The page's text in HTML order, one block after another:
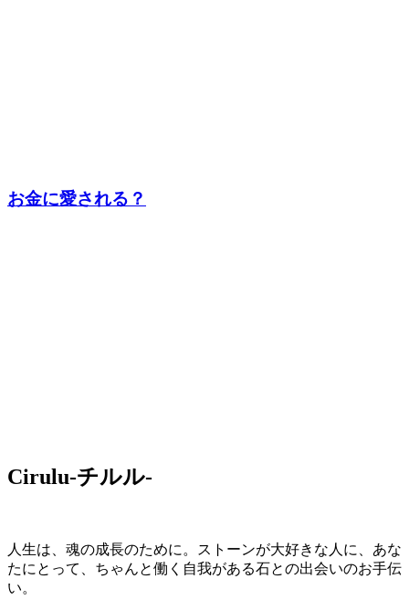
お金に愛される？
Cirulu-チルル-
人生は、魂の成長のために。ストーンが大好きな人に、あな
たにとって、ちゃんと働く自我がある石との出会いのお手伝
い。